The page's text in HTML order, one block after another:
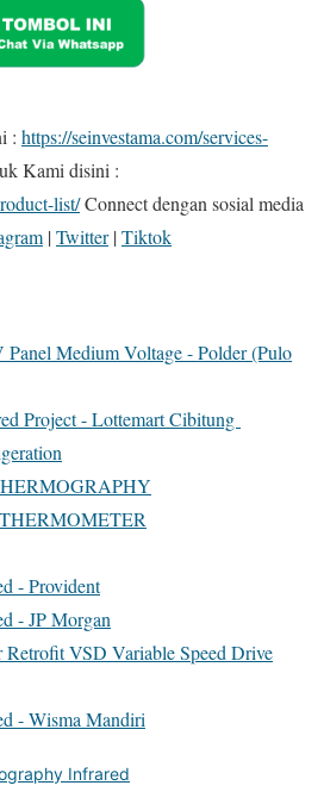
: https://seinvestama.com/services-
Kami disini :
list/Connect dengan sosial media
|Twitter|Tiktok
Panel Medium Voltage - Polder (Pulo
Project - Lottemart Cibitung
- Provident
- JP Morgan
Retrofit VSD Variable Speed Drive
- Wisma Mandiri
Infrared